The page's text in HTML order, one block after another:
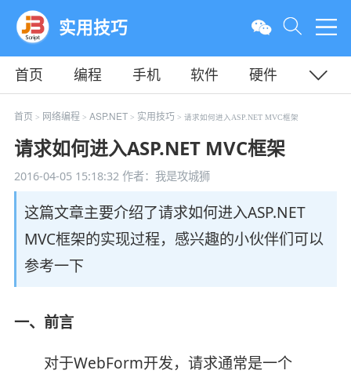
实用技巧
首页 编程 手机 软件
硬件
教程
平面 服务器
首页 > 网络编程 > ASP.NET > 实用技巧 > 请求如何进入ASP.NET MVC框架
请求如何进入ASP.NET MVC框架
2016-04-05 15:18:32作者：我是攻城狮
这篇文章主要介绍了请求如何进入ASP.NET
MVC框架的实现过程，感兴趣的小伙伴们可以
参考一下
一、前言
对于WebForm开发，请求通常是一个